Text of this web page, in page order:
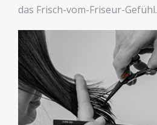
das Frisch-vom-Friseur-Gefühl.